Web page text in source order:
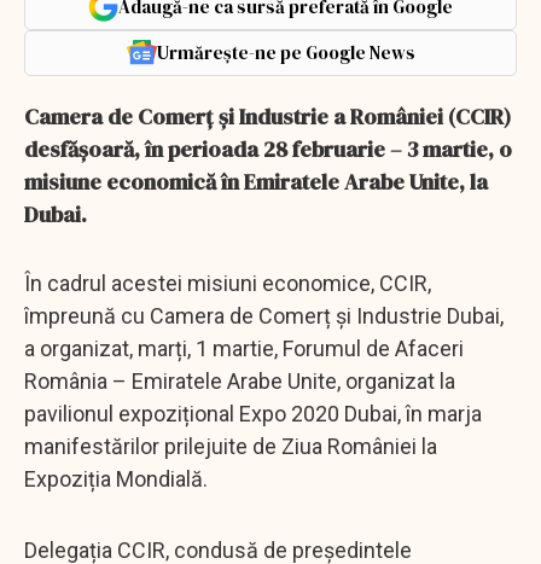
Adaugă-ne ca sursă preferată în Google
Urmărește-ne pe Google News
Camera de Comerț și Industrie a României (CCIR)
desfășoară, în perioada 28 februarie – 3 martie, o
misiune economică în Emiratele Arabe Unite, la
Dubai.
În cadrul acestei misiuni economice, CCIR,
împreună cu Camera de Comerț și Industrie Dubai,
a organizat, marți, 1 martie, Forumul de Afaceri
România – Emiratele Arabe Unite, organizat la
pavilionul expozițional Expo 2020 Dubai, în marja
manifestărilor prilejuite de Ziua României la
Expoziția Mondială.
Delegația CCIR, condusă de președintele